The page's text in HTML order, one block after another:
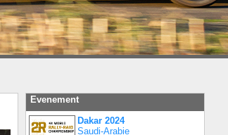
Evenement
Dakar 2024
Saudi-Arabie